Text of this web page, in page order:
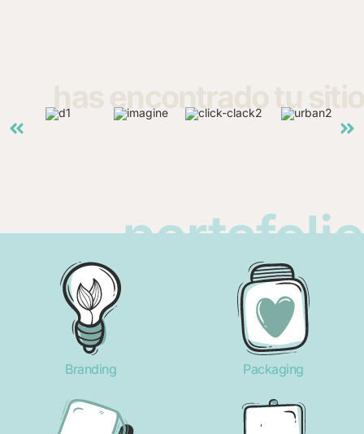
portafolio
Branding Packaging